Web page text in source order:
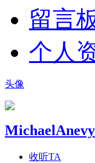
留言
个人
头像
MichaelAnevy
收听TA